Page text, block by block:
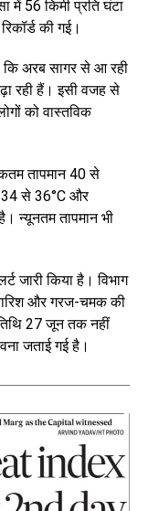
में 56 किमी प्रति घंटा
की गई।
कि अरब सागर से आ रही
रही हैं। इसी वजह से
को वास्तविक
तापमान 40 से
34 से 36°C और
न्यूनतम तापमान भी
जारी किया है। विभाग
और गरज-चमक की
27 जून तक नहीं
जताई गई है।